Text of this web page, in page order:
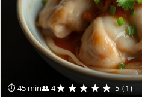
⏱ 45 min👥 4★★★★★ 5 (1)